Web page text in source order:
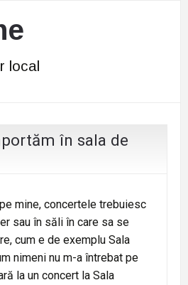
local
în sala de
mine, concertele trebuiesc
sau în săli în care sa se
cum e de exemplu Sala
nimeni nu m-a întrebat pe
la un concert la Sala